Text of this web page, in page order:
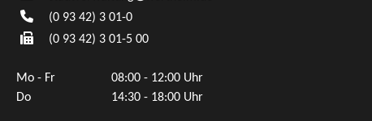
(0 93 42) 3 01-0
(0 93 42) 3 01-5 00
Mo - Fr
08:00 - 12:00 Uhr
Do
14:30 - 18:00 Uhr